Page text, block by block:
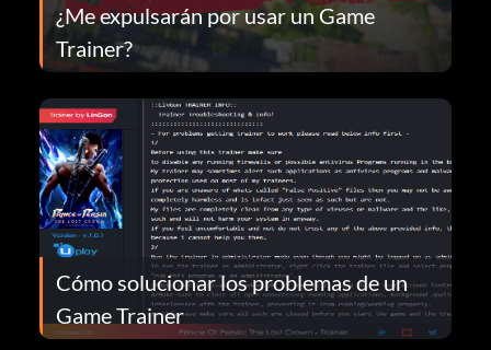
¿Me expulsarán por usar un Game
Trainer?
Cómo solucionar los problemas de un
Game Trainer